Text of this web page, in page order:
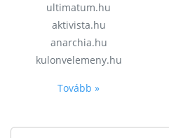
ultimatum.hu
aktivista.hu
anarchia.hu
kulonvelemeny.hu
Tovább »